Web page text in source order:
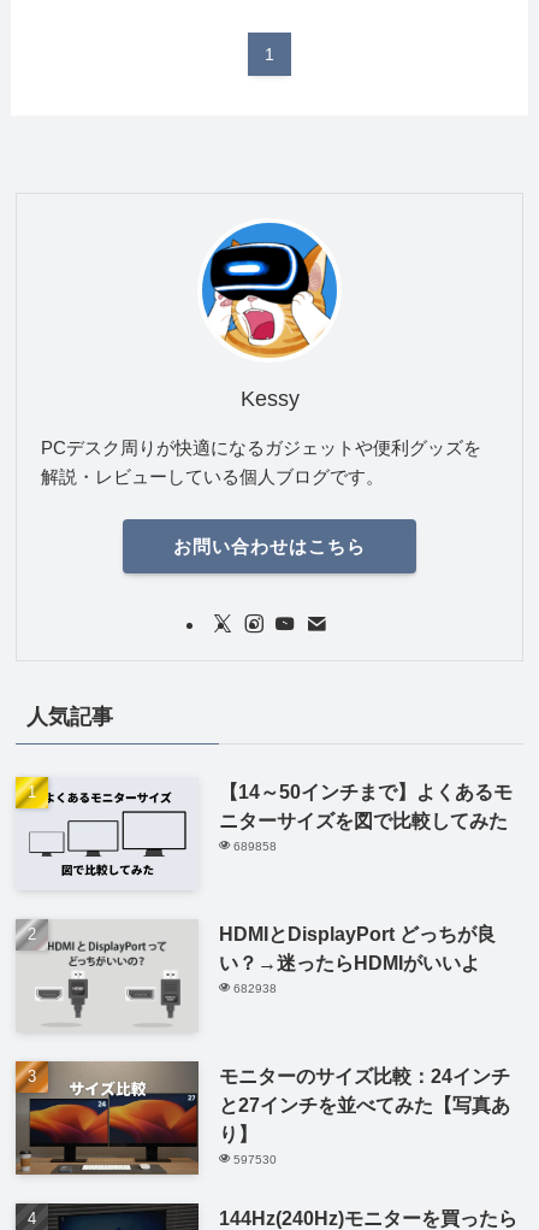
1
Kessy
PCデスク周りが快適になるガジェットや便利グッズを
解説・レビューしている個人ブログです。
お問い合わせはこちら
人気記事
【14～50インチまで】よくあるモ
ニターサイズを図で比較してみた
689858
HDMIとDisplayPort どっちが良
い？→迷ったらHDMIがいいよ
682938
モニターのサイズ比較：24インチ
と27インチを並べてみた【写真あ
り】
597530
144Hz(240Hz)モニターを買ったら